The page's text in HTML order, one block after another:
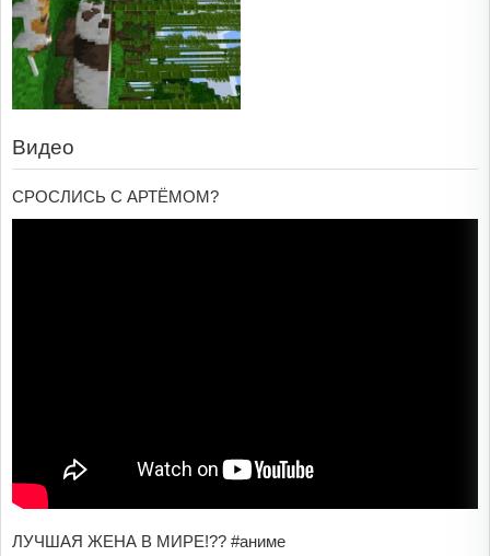
Видео
СРОСЛИСЬ С АРТЁМОМ?
ЛУЧШАЯ ЖЕНА В МИРЕ!?? #аниме